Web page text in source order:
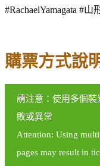
#RachaelYamagata #
購票方式說
請注意：使用多個
敗或異常
Attention: Using
pages may result in